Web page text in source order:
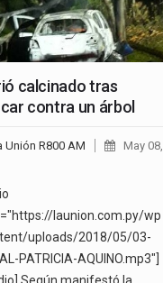
calcinado tras
contra un árbol
Unión R800 AM
May 08,
launion.com.py/wp
uploads/2018/05/03-
PATRICIA-AQUINO.mp3"]